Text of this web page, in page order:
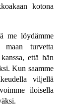
kotona
me löydämme
turvetta
että hän
Kun saamme
viljellä
iloisella